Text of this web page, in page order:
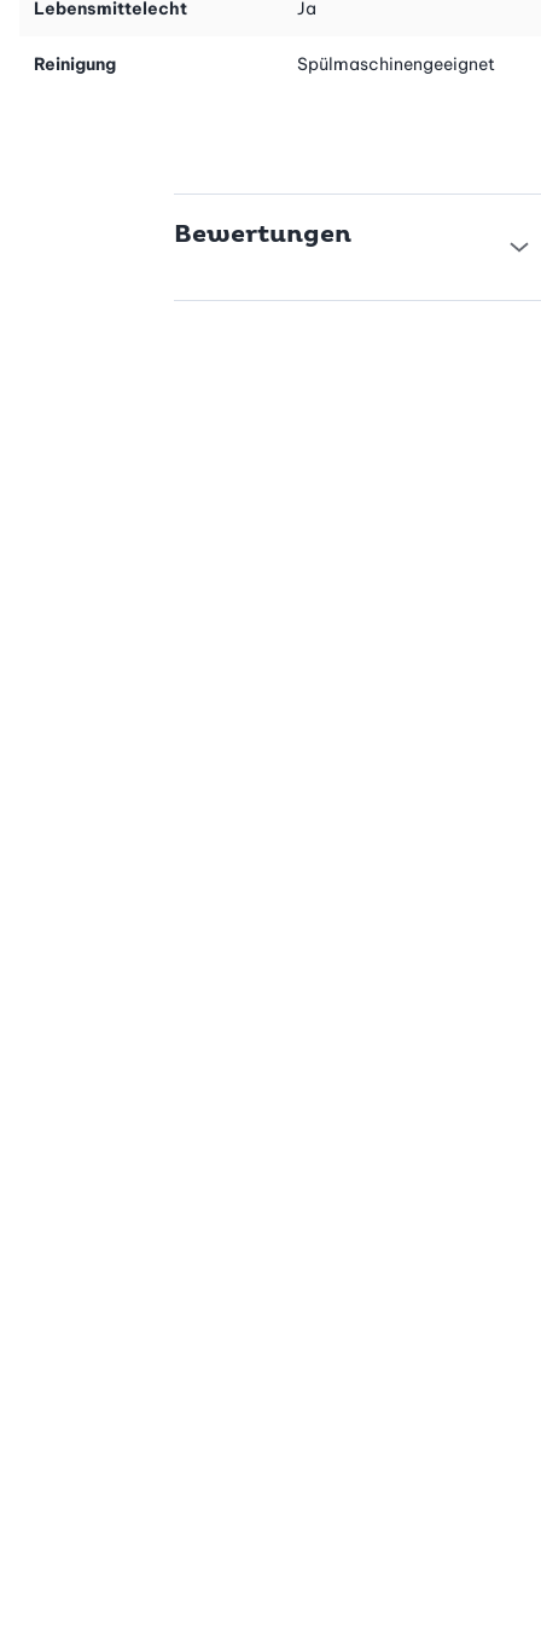
Lebensmittelecht Ja
Reinigung Spülmaschinengeeignet
Bewertungen